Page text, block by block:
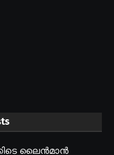
ലൈൻമാൻ